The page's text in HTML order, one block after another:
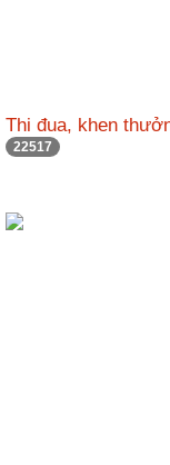
Thi đua, khen
22517